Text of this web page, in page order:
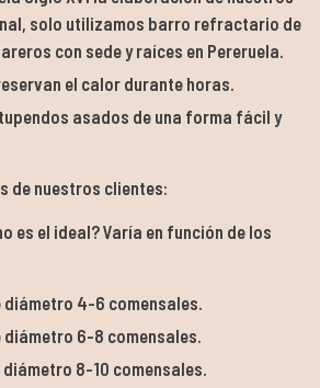
solo utilizamos barro refractario de
con sede y raíces en Pereruela.
el calor durante horas.
asados de una forma fácil y
de nuestros clientes:
es el ideal? Varía en función de los
diámetro 4-6 comensales.
diámetro 6-8 comensales.
diámetro 8-10 comensales.